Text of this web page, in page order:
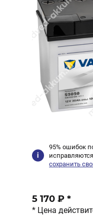
95% ошибок
сохранить
5 170 ₽ *
* Цена